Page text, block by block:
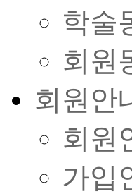
학술
회원
회원안
회원
가입